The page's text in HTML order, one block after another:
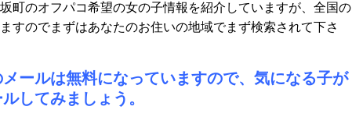
町のオフパコ希望の女の子情報を紹介していますが、全国の
すのでまずはあなたのお住いの地域でまず検索されて下さ
ールは無料になっていますので、気になる子が
してみましょう。